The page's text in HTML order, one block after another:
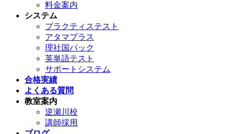
料金案内
システム
プラクティステスト
アタマプラス
理社国パック
英単語テスト
サポートシステム
合格実績
よくある質問
教室案内
逆瀬川校
講師採用